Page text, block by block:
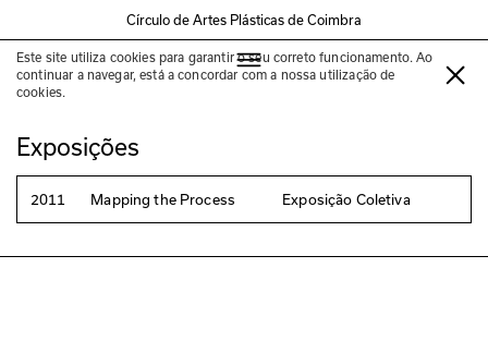
Círculo de Artes Plásticas de Coimbra
Este site utiliza cookies para garantir o seu correto funcionamento. Ao
continuar a navegar, está a concordar com a nossa utilização de
cookies.
Stephan Bundi
Exposições
2011 Mapping the Process Exposição Coletiva